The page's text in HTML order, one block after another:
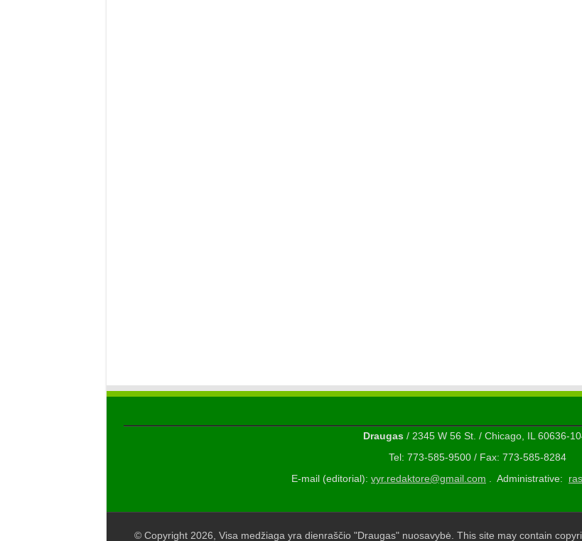
Draugas/ 2345 W 56 St. / Chicago, IL 60636-
Tel: 773-585-9500 / Fax: 773-585-8284
E-mail (editorial): vyr.redaktore@gmail.com . Administrative:
© Copyright 2026, Visa medžiaga yra dienraščio "Draugas" nuosavybė. This site may contain